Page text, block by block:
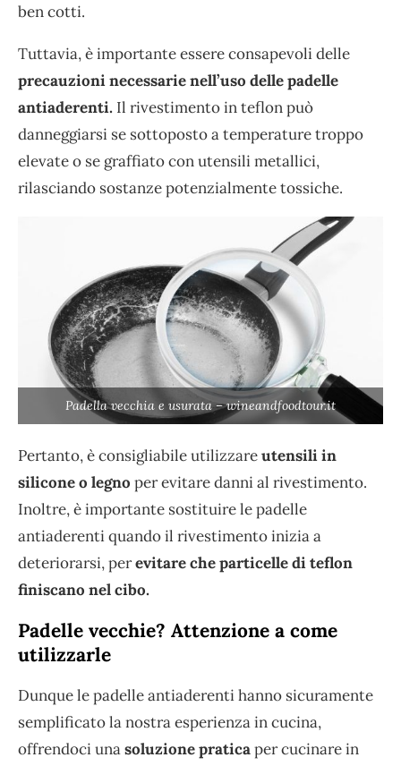
ben cotti.
Tuttavia, è importante essere consapevoli delle
precauzioni necessarie nell’uso delle padelle
antiaderenti. Il rivestimento in teflon può
danneggiarsi se sottoposto a temperature troppo
elevate o se graffiato con utensili metallici,
rilasciando sostanze potenzialmente tossiche.
Padella vecchia e usurata – wineandfoodtour.it
Pertanto, è consigliabile utilizzareutensili in
silicone o legno per evitare danni al rivestimento.
Inoltre, è importante sostituire le padelle
antiaderenti quando il rivestimento inizia a
deteriorarsi, perevitare che particelle di teflon
finiscano nel cibo.
Padelle vecchie? Attenzione a come
utilizzarle
Dunque le padelle antiaderenti hanno sicuramente
semplificato la nostra esperienza in cucina,
offrendoci unasoluzione praticaper cucinare in